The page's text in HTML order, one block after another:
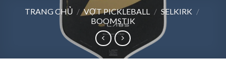
TRANG CHỦ / VỢT PICKLEBALL / SELKIRK /
BOOMSTIK